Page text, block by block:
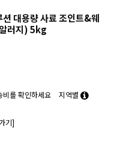
대용량 사료 조인트&웨
러지) 5kg
비를 확인하세요
지역별
기]